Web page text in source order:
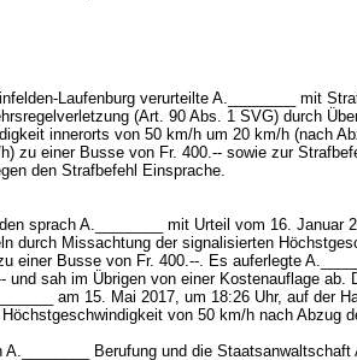
Laufenburg verurteilte A.________ mit
(Art. 90 Abs. 1 SVG) durch
innerorts von 50 km/h um 20 km/h (nach
zu einer Busse von Fr. 400.-- sowie zur
den Strafbefehl Einsprache.
sprach A.________ mit Urteil vom 16. Januar
durch Missachtung der signalisierten
einer Busse von Fr. 400.--. Es auferlegte
und sah im Übrigen von einer Kostenauflage ab.
am 15. Mai 2017, um 18:26 Uhr, auf der
von 50 km/h nach Abzug
A.________ Berufung und die Staatsanwaltschaft